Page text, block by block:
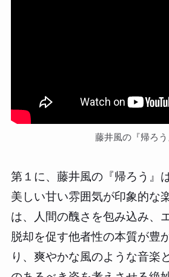
藤井風の『帰ろう
第１に、藤井風の『帰ろう』
美しい甘い雰囲気が印象的な
は、人間の醜さを包み込み、
脱却を促す他者性の本質が豊
り、爽やかな風のような音楽